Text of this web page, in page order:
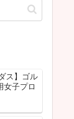
ス】ゴル
女子プロ